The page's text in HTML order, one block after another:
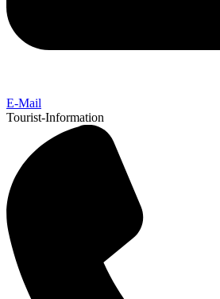
E-Mail
Tourist-Information